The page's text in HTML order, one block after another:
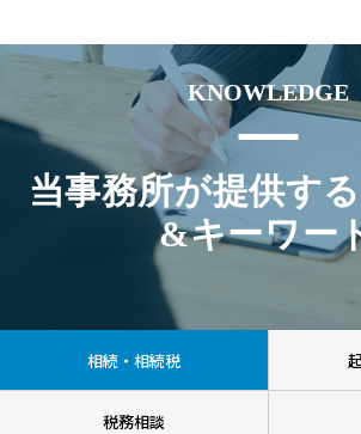
KNOWLEDGE
当事務所が提供す
&キーワー
相続・相続税
税務相談